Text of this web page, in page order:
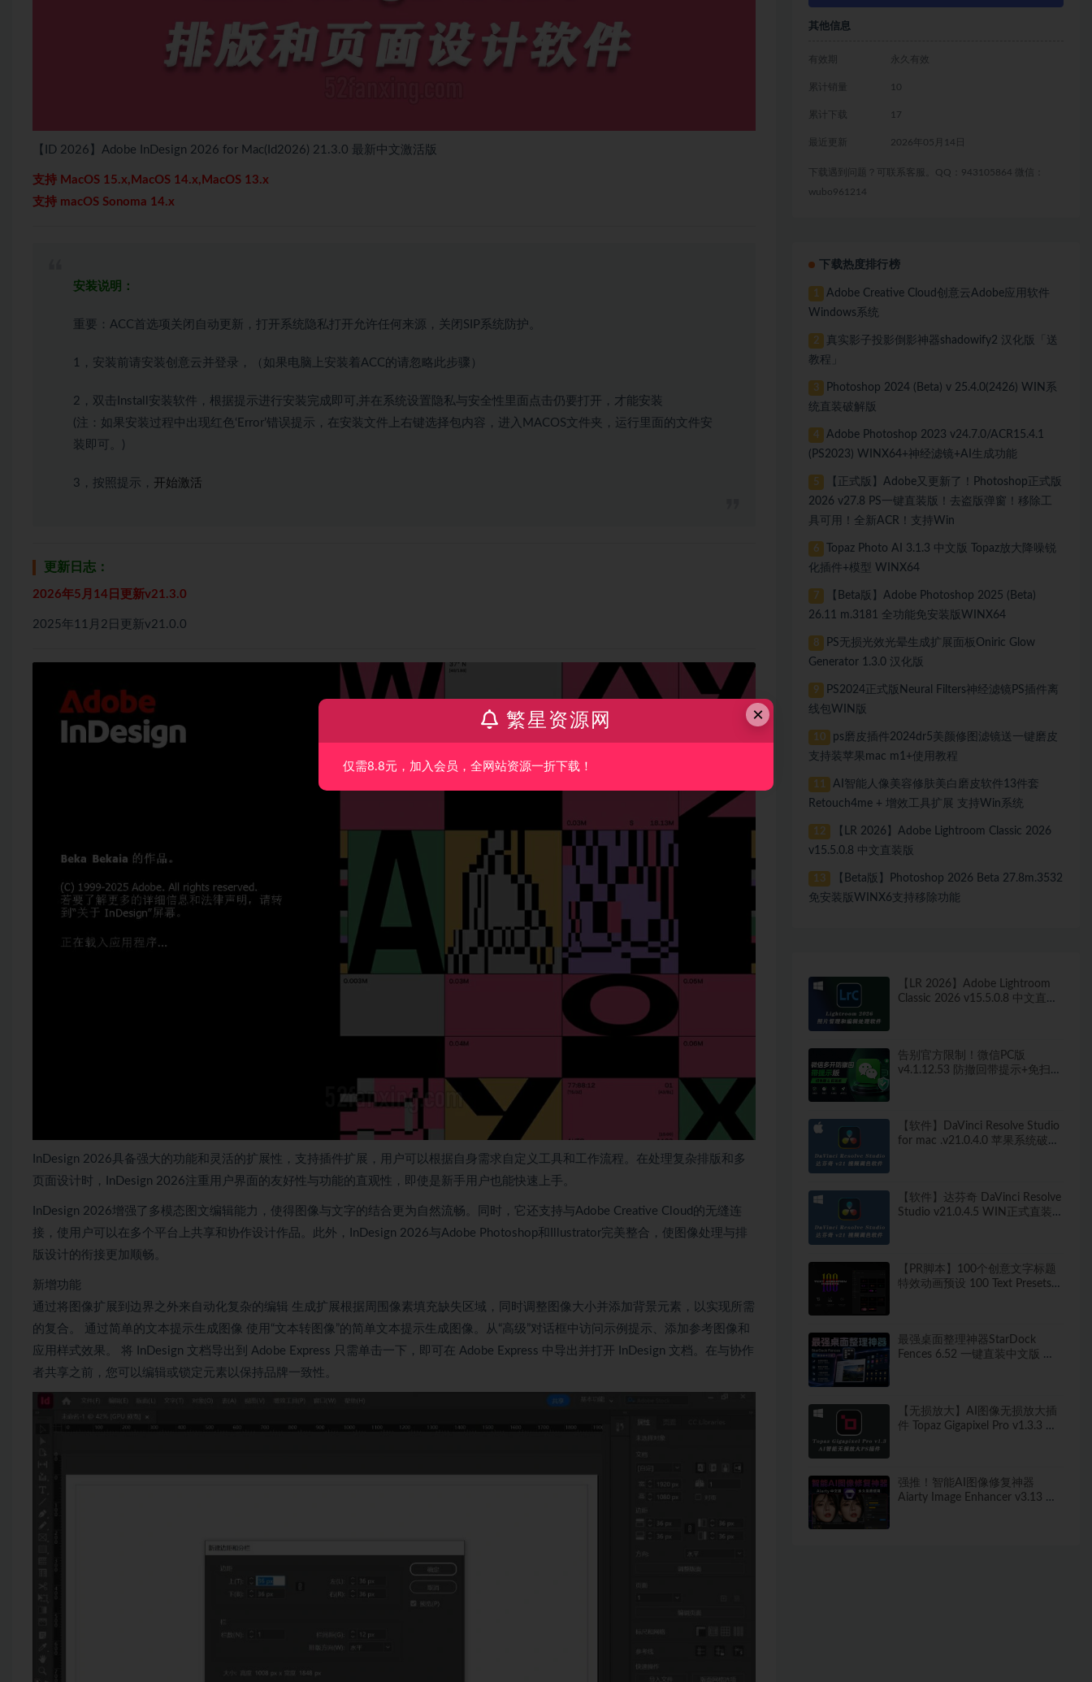
【ID 2026】Adobe InDesign 2026 for Mac(Id2026) 21.3.0 最新中文激活版
支持 MacOS 15.x,MacOS 14.x,MacOS 13.x
支持 macOS Sonoma 14.x
安装说明：
重要：ACC首选项关闭自动更新，打开系统隐私打开允许任何来源，关闭SIP系统防护。
1，安装前请安装创意云并登录，（如果电脑上安装着ACC的请忽略此步骤）
2，双击Install安装软件，根据提示进行安装完成即可,并在系统设置隐私与安全性里面点击仍要打开，才能安装
(注：如果安装过程中出现红色‘Error’错误提示，在安装文件上右键选择包内容，进入MACOS文件夹，运行里面的文件安
装即可。)
3，按照提示， 开始激活
更新日志：
2026年5月14日更新v21.3.0
2025年11月2日更新v21.0.0
InDesign 2026具备强大的功能和灵活的扩展性，支持插件扩展，用户可以根据自身需求自定义工具和工作流程。在处理复杂排版和多
页面设计时，InDesign 2026注重用户界面的友好性与功能的直观性，即使是新手用户也能快速上手。
InDesign 2026增强了多模态图文编辑能力，使得图像与文字的结合更为自然流畅。同时，它还支持与Adobe Creative Cloud的无缝连
接，使用户可以在多个平台上共享和协作设计作品。此外，InDesign 2026与Adobe Photoshop和Illustrator完美整合，使图像处理与排
版设计的衔接更加顺畅。
新增功能
通过将图像扩展到边界之外来自动化复杂的编辑 生成扩展根据周围像素填充缺失区域，同时调整图像大小并添加背景元素，以实现所需
的复合。 通过简单的文本提示生成图像 使用“文本转图像”的简单文本提示生成图像。从“高级”对话框中访问示例提示、添加参考图像和
应用样式效果。 将 InDesign 文档导出到 Adob​​e Express 只需单击一下，即可在 Adob​​e Express 中导出并打开 InDesign 文档。在与协作
者共享之前，您可以编辑或锁定元素以保持品牌一致性。
其他信息
有效期 永久有效
累计销量 10
累计下载 17
最近更新 2026年05月14日
下载遇到问题？可联系客服。QQ：943105864 微信：
wubo961214
下载热度排行榜
1
Adobe Creative Cloud创意云Adobe应用软件
Windows系统
2
真实影子投影倒影神器shadowify2 汉化版「送
教程」
3
Photoshop 2024 (Beta) v 25.4.0(2426) WIN系
统直装破解版
4
Adobe Photoshop 2023 v24.7.0/ACR15.4.1
(PS2023) WINX64+神经滤镜+AI生成功能
5
【正式版】Adobe又更新了！Photoshop正式版
2026 v27.8 PS一键直装版！去盗版弹窗！移除工
具可用！全新ACR！支持Win
6
Topaz Photo AI 3.1.3 中文版 Topaz放大降噪锐
化插件+模型 WINX64
7
【Beta版】Adobe Photoshop 2025 (Beta)
26.11 m.3181 全功能免安装版WINX64
8
PS无损光效光晕生成扩展面板Oniric Glow
Generator 1.3.0 汉化版
9
PS2024正式版Neural Filters神经滤镜PS插件离
线包WIN版
10
ps磨皮插件2024dr5美颜修图滤镜送一键磨皮
支持装苹果mac m1+使用教程
11
AI智能人像美容修肤美白磨皮软件13件套
Retouch4me + 增效工具扩展 支持Win系统
12
【LR 2026】Adobe Lightroom Classic 2026
v15.5.0.8 中文直装版
13
【Beta版】Photoshop 2026 Beta 27.8m.3532
免安装版WINX6支持移除功能
【LR 2026】Adobe Lightroom
Classic 2026 v15.5.0.8 中文直装
告别官方限制！微信PC版
v4.1.12.53 防撤回带提示+免扫码
【软件】DaVinci Resolve Studio
for mac .v21.0.4.0 苹果系统破解
【软件】达芬奇 DaVinci Resolve
Studio v21.0.4.5 WIN正式直装
【PR脚本】100个创意文字标题
特效动画预设 100 Text Presets
最强桌面整理神器StarDock
Fences 6.52 一键直装中文版 秒
【无损放大】AI图像无损放大插
件 Topaz Gigapixel Pro v1.3.3 中
强推！智能AI图像修复神器
Aiarty Image Enhancer v3.13 ！
×
繁星资源网
仅需8.8元，加入会员，全网站资源一折下载！